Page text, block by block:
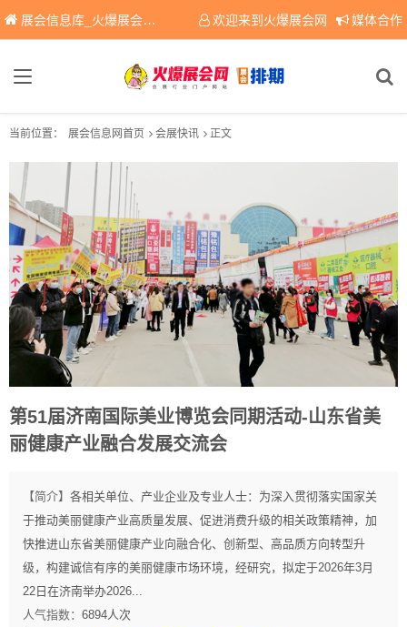
展会信息库_火爆展会网免费展会信息查询平台，提供专业会展服务！ 欢迎来到火爆展会网 媒体合作
当前位置： 展会信息网首页 会展快讯 正文
第51届济南国际美业博览会同期活动-山东省美
丽健康产业融合发展交流会
【简介】 各相关单位、产业企业及专业人士：为深入贯彻落实国家关
于推动美丽健康产业高质量发展、促进消费升级的相关政策精神，加
快推进山东省美丽健康产业向融合化、创新型、高品质方向转型升
级，构建诚信有序的美丽健康市场环境，经研究，拟定于2026年3月
22日在济南举办2026...
人气指数： 6894人次